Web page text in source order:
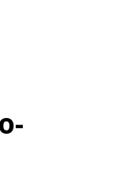
Especial EstiuPeiró